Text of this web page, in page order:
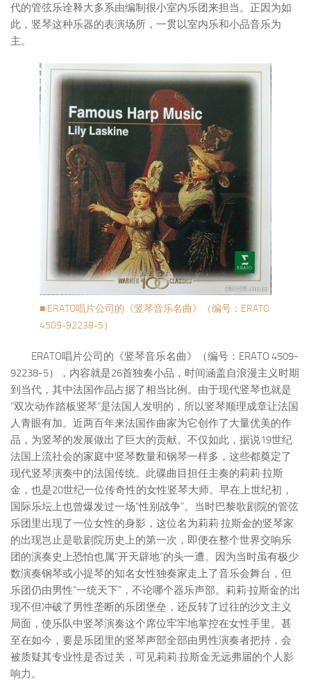
代的管弦乐诠释大多系由编制很小室内乐团来担当。正因为如
此，竖琴这种乐器的表演场所，一贯以室内乐和小品音乐为
主。
■ ERATO唱片公司的《竖琴音乐名曲》（编号：ERATO
4509-92238-5）
ERATO唱片公司的《竖琴音乐名曲》（编号：ERATO 4509-
92238-5），内容就是26首独奏小品，时间涵盖自浪漫主义时期
到当代，其中法国作品占据了相当比例。由于现代竖琴也就是
“双次动作踏板竖琴”是法国人发明的，所以竖琴顺理成章让法国
人青眼有加。近两百年来法国作曲家为它创作了大量优美的作
品，为竖琴的发展做出了巨大的贡献。不仅如此，据说19世纪
法国上流社会的家庭中竖琴数量和钢琴一样多，这些都奠定了
现代竖琴演奏中的法国传统。此碟曲目担任主奏的莉莉·拉斯
金，也是20世纪一位传奇性的女性竖琴大师。早在上世纪初，
国际乐坛上也曾爆发过一场“性别战争”。当时巴黎歌剧院的管弦
乐团里出现了一位女性的身影，这位名为莉莉·拉斯金的竖琴家
的出现岂止是歌剧院历史上的第一次，即便在整个世界交响乐
团的演奏史上恐怕也属“开天辟地”的头一遭。因为当时虽有极少
数演奏钢琴或小提琴的知名女性独奏家走上了音乐会舞台，但
乐团仍由男性“一统天下”，不论哪个器乐声部。莉莉·拉斯金的出
现不但冲破了男性垄断的乐团堡垒，还反转了过往的沙文主义
局面，使乐队中竖琴演奏这个席位牢牢地掌控在女性手里。甚
至在如今，要是乐团里的竖琴声部全部由男性演奏者把持，会
被质疑其专业性是否过关，可见莉莉·拉斯金无远弗届的个人影
响力。